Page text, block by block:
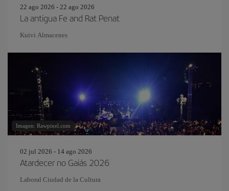
22 ago 2026 - 22 ago 2026
La antigua Fe and Rat Penat
Kuivi Almacenes
Imagen: Rawpixel.com
02 jul 2026 - 14 ago 2026
Atardecer no Gaiás 2026
Laboral Ciudad de la Cultura